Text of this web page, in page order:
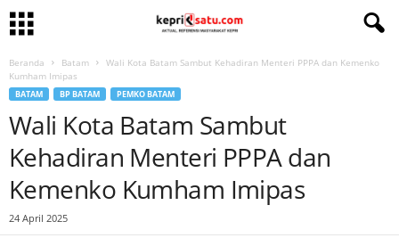
Beranda Batam
Wali Kota Batam Sambut Kehadiran Menteri PPPA dan Kemenko
Kumham Imipas
BATAM BP BATAM PEMKO BATAM
Wali Kota Batam Sambut
Kehadiran Menteri PPPA dan
Kemenko Kumham Imipas
24 April 2025